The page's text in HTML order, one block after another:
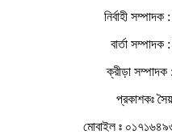
নির্বাহী
বার্তা
ক্রীড়া
প্রকাশকঃ
মোবাইল ঃ